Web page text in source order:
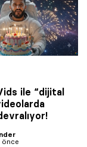
ile “dijital